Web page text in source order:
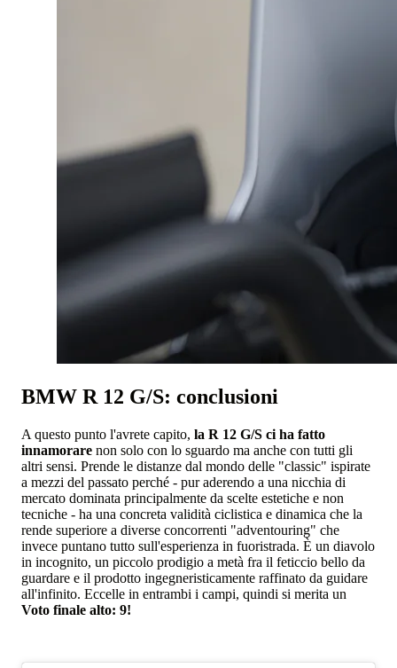
BMW R 12 G/S: conclusioni
A questo punto l'avrete capito, la R 12 G/S ci ha fatto
innamorare non solo con lo sguardo ma anche con tutti gli
altri sensi. Prende le distanze dal mondo delle "classic" ispirate
a mezzi del passato perché - pur aderendo a una nicchia di
mercato dominata principalmente da scelte estetiche e non
tecniche - ha una concreta validità ciclistica e dinamica che la
rende superiore a diverse concorrenti "adventouring" che
invece puntano tutto sull'esperienza in fuoristrada. È un diavolo
in incognito, un piccolo prodigio a metà fra il feticcio bello da
guardare e il prodotto ingegneristicamente raffinato da guidare
all'infinito. Eccelle in entrambi i campi, quindi si merita un
Voto finale alto: 9!